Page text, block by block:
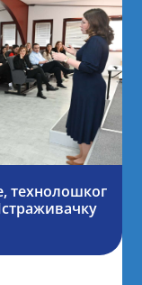
технолошког